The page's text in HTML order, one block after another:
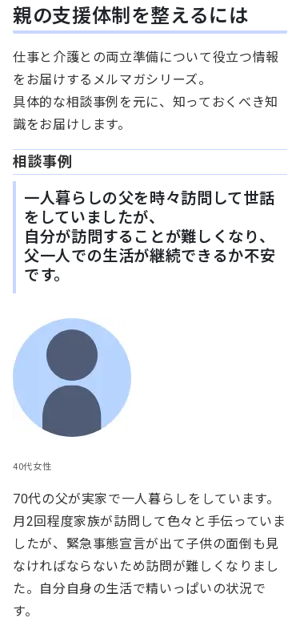
親の支援体制を整えるには
仕事と介護との両立準備について役立つ情報
をお届けするメルマガシリーズ。
具体的な相談事例を元に、知っておくべき知
識をお届けします。
相談事例
一人暮らしの父を時々訪問して世話
をしていましたが、
自分が訪問することが難しくなり、
父一人での生活が継続できるか不安
です。
40代女性
70代の父が実家で一人暮らしをしています。
月2回程度家族が訪問して色々と手伝っていま
したが、緊急事態宣言が出て子供の面倒も見
なければならないため訪問が難しくなりまし
た。自分自身の生活で精いっぱいの状況で
す。